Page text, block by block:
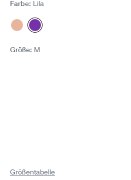
Farbe: Lila
Papaya
Lila
Größe: M
Größentabelle